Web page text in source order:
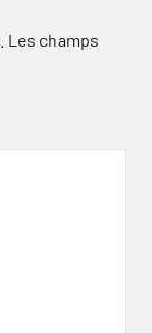
Les champs